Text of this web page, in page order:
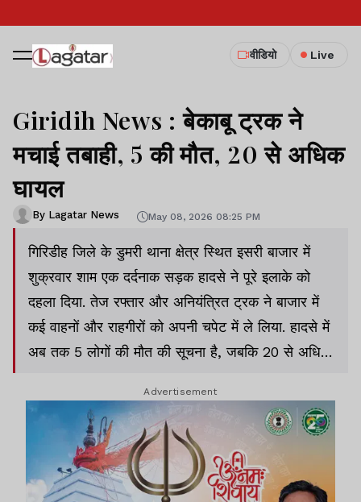
वीडियो Live
Giridih News : बेकाबू ट्रक ने
मचाई तबाही, 5 की मौत, 20 से अधिक
घायल
By Lagatar News May 08, 2026 08:25 PM
गिरिडीह जिले के डुमरी थाना क्षेत्र स्थित इसरी बाजार में
शुक्रवार शाम एक दर्दनाक सड़क हादसे ने पूरे इलाके को
दहला दिया. तेज रफ्तार और अनियंत्रित ट्रक ने बाजार में
कई वाहनों और राहगीरों को अपनी चपेट में ले लिया. हादसे में
अब तक 5 लोगों की मौत की सूचना है, जबकि 20 से अधिक
हुई है.
Advertisement